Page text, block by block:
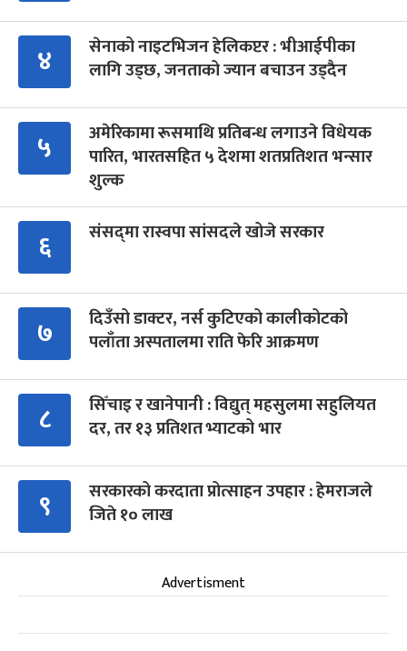
४
सेनाको नाइटभिजन हेलिकप्टर : भीआईपीका
लागि उड्छ, जनताको ज्यान बचाउन उड्दैन
५
अमेरिकामा रूसमाथि प्रतिबन्ध लगाउने विधेयक
पारित, भारतसहित ५ देशमा शतप्रतिशत भन्सार
शुल्क
६ संसद्‍मा रास्वपा सांसदले खोजे सरकार
७
दिउँसो डाक्टर, नर्स कुटिएको कालीकोटको
पलाँता अस्पतालमा राति फेरि आक्रमण
८
सिँचाइ र खानेपानी : विद्युत् महसुलमा सहुलियत
दर, तर १३ प्रतिशत भ्याटको भार
९
सरकारको करदाता प्रोत्साहन उपहार : हेमराजले
जिते १० लाख
Advertisment